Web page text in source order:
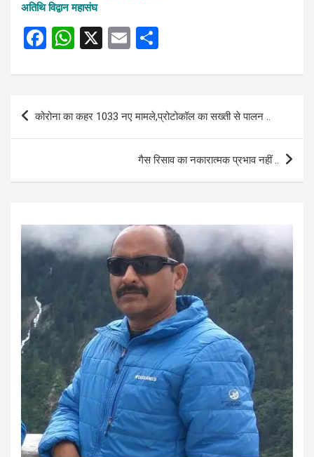
अतिथि विद्वान महासंघ
F
ce
b
o
W
at
A
X
E
ail ar
e
Post
कोरोना का कहर 1033 नए मामले,प्रोटोकॉल का सख्ती से पालन ..
गैस रिसाव का नकारात्मक प्रभाव नहीं ..